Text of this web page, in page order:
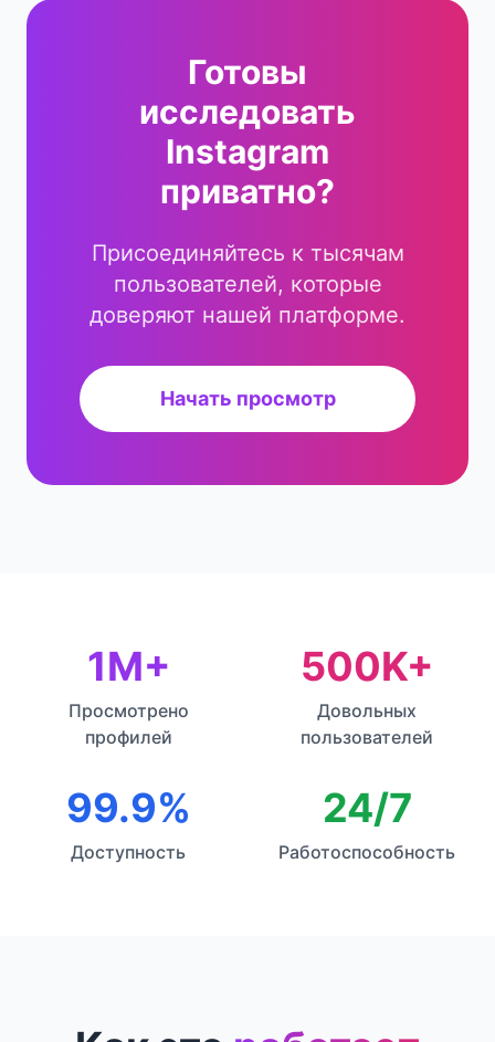
Готовы
исследовать
Instagram
приватно?
Присоединяйтесь к тысячам
пользователей, которые
доверяют нашей платформе.
Начать просмотр
1M+
Просмотрено
профилей
500K+
Довольных
пользователей
99.9%
Доступность
24/7
Работоспособность